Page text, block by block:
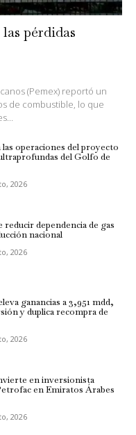
pérdidas
(Pemex) reportó un
de combustible, lo que
operaciones del proyecto
del Golfo de
2026
dependencia de gas
nacional
2026
ganancias a 3,951 mdd,
y duplica recompra de
2026
en inversionista
en Emiratos Árabes
2026